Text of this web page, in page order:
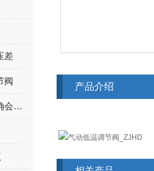
差
阀
气动衬氟调节阀安装不正确会出现这些情况
产品介绍